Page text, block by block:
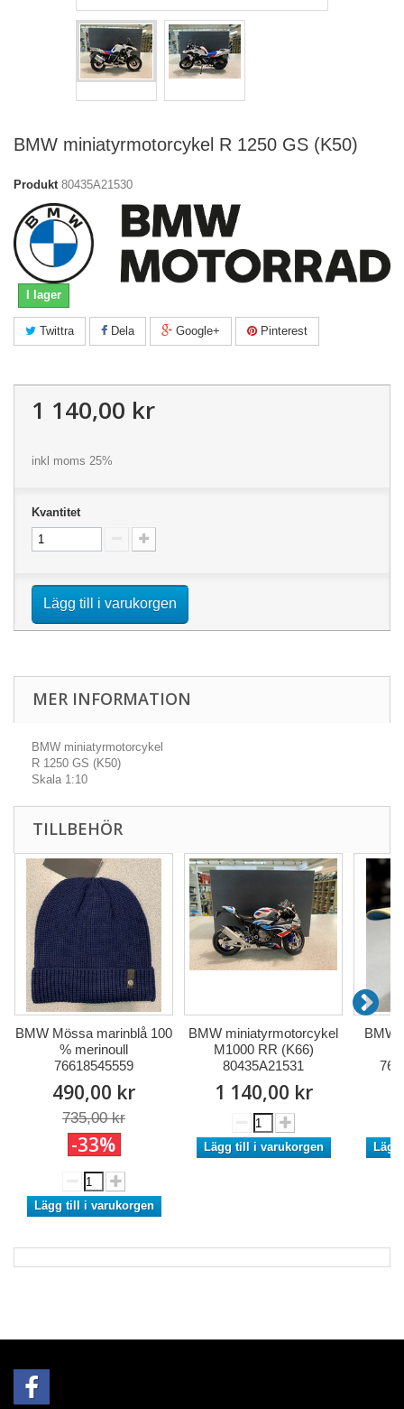
BMW miniatyrmotorcykel R 1250 GS (K50)
Produkt 80435A21530
I lager
Twittra Dela Google+ Pinterest
1 140,00 kr
inkl moms 25%
Kvantitet
Lägg till i varukorgen
MER INFORMATION
BMW miniatyrmotorcykel
R 1250 GS (K50)
Skala 1:10
TILLBEHÖR
BMW Mössa marinblå 100
% merinoull
76618545559
490,00 kr
735,00 kr
-33%
Lägg till i varukorgen
BMW miniatyrmotorcykel
M1000 RR (K66)
80435A21531
1 140,00 kr
Lägg till i varukorgen
BMW